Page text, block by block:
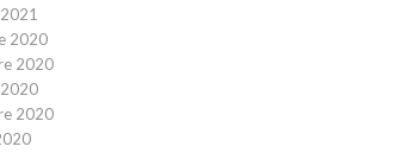
2020
2020
2020